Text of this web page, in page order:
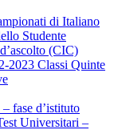
di Italiano
Studente
(CIC)
2023 Classi Quinte
fase d’istituto
Universitari –